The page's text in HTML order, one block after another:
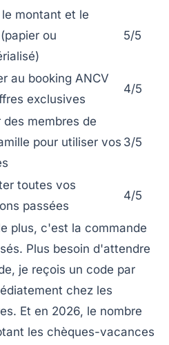
le montant et le
ou
5/5
au booking ANCV
exclusives
4/5
des membres de
pour utiliser vos 3/5
toutes vos
passées
4/5
plus, c'est la commande
. Plus besoin d'attendre
je reçois un code par
chez les
Et en 2026, le nombre
les chèques-vacances